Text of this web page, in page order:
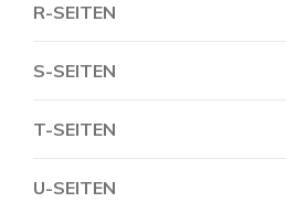
R-SEITEN
S-SEITEN
T-SEITEN
U-SEITEN